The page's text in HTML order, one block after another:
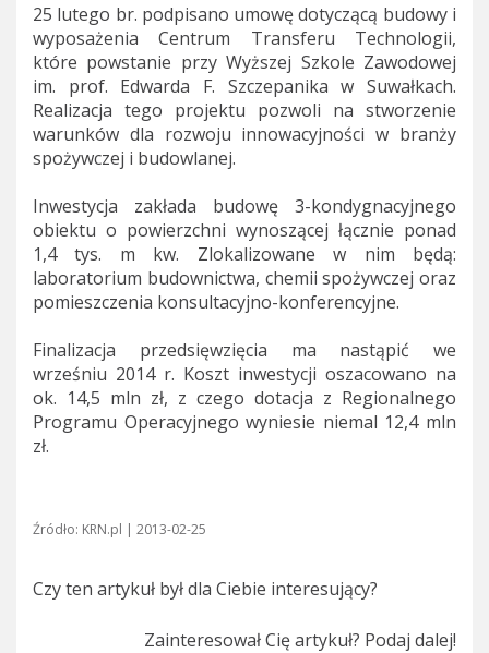
25 lutego br. podpisano umowę dotyczącą budowy i
wyposażenia Centrum Transferu Technologii,
które powstanie przy Wyższej Szkole Zawodowej
im. prof. Edwarda F. Szczepanika w Suwałkach.
Realizacja tego projektu pozwoli na stworzenie
warunków dla rozwoju innowacyjności w branży
spożywczej i budowlanej.
Inwestycja zakłada budowę 3-kondygnacyjnego
obiektu o powierzchni wynoszącej łącznie ponad
1,4 tys. m kw. Zlokalizowane w nim będą:
laboratorium budownictwa, chemii spożywczej oraz
pomieszczenia konsultacyjno-konferencyjne.
Finalizacja przedsięwzięcia ma nastąpić we
wrześniu 2014 r. Koszt inwestycji oszacowano na
ok. 14,5 mln zł, z czego dotacja z Regionalnego
Programu Operacyjnego wyniesie niemal 12,4 mln
zł.
Źródło: KRN.pl | 2013-02-25
Czy ten artykuł był dla Ciebie interesujący?
Zainteresował Cię artykuł? Podaj dalej!